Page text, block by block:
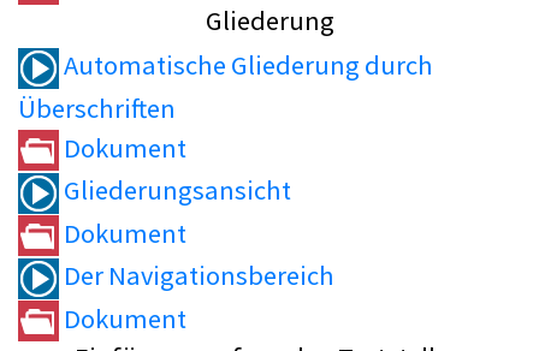
Gliederung
Automatische Gliederung durch
Überschriften
Dokument
Gliederungsansicht
Dokument
Der Navigationsbereich
Dokument